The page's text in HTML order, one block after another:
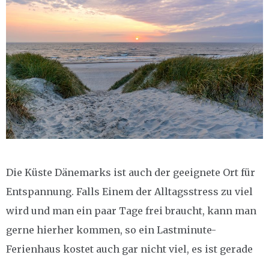
Die Küste Dänemarks ist auch der geeignete Ort für
Entspannung. Falls Einem der Alltagsstress zu viel
wird und man ein paar Tage frei braucht, kann man
gerne hierher kommen, so ein Lastminute-
Ferienhaus kostet auch gar nicht viel, es ist gerade